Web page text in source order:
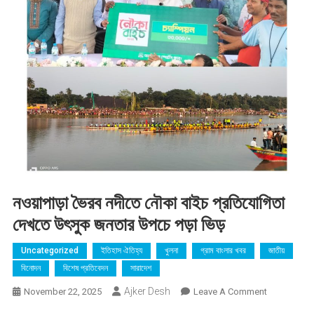
‎নওয়াপাড়া ভৈরব নদীতে নৌকা বাইচ প্রতিযোগিতা
দেখতে উৎসুক জনতার উপচে পড়া ভিড়
Uncategorized ইতিহাস ঐতিহ্য খুলনা গ্রাম বাংলার খবর
জাতীয়
বিনোদন
বিশেষ প্রতিবেদন সারাদেশ
November 22, 2025 Ajker Desh Leave A CommentOn